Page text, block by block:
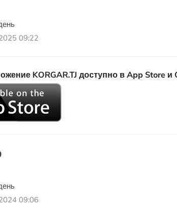
09:22
KORGAR.TJ доступно в App Store
09:06